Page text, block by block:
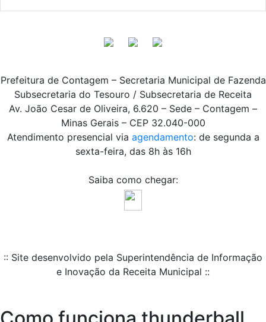
Prefeitura de Contagem – Secretaria Municipal de Fazenda
Subsecretaria do Tesouro / Subsecretaria de Receita
Av. João Cesar de Oliveira, 6.620 – Sede – Contagem –
Minas Gerais – CEP 32.040-000
Atendimento presencial via agendamento: de segunda a
sexta-feira, das 8h às 16h
Saiba como chegar:
:: Site desenvolvido pela Superintendência de Informação
e Inovação da Receita Municipal ::